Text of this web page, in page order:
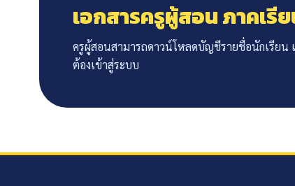
เอกสารครูผู้สอน ภาคเรี
ครูผู้สอนสามารถดาวน์โหลดบัญชีรายชื่อนักเรียน
ต้องเข้าสู่ระบบ